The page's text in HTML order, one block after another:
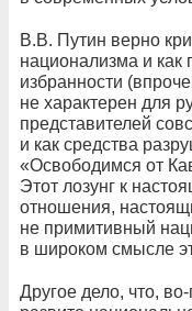
В.В. Путин верно
национализма и как
избранности
не характерен для
представителей
и как средства
«Освободимся от
Этот лозунг к
отношения,
не примитивный
в широком смысле
Другое дело, что,